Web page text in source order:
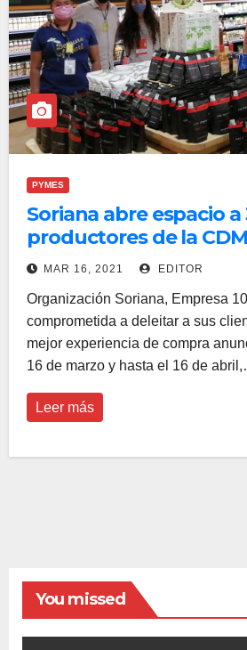
PYMES
Soriana abre espacio a
productores de la
MAR 16, 2021 EDITOR
Organización Soriana, Empresa
comprometida a deleitar a sus
mejor experiencia de compra
16 de marzo y hasta el 16 de
Leer más
You missed